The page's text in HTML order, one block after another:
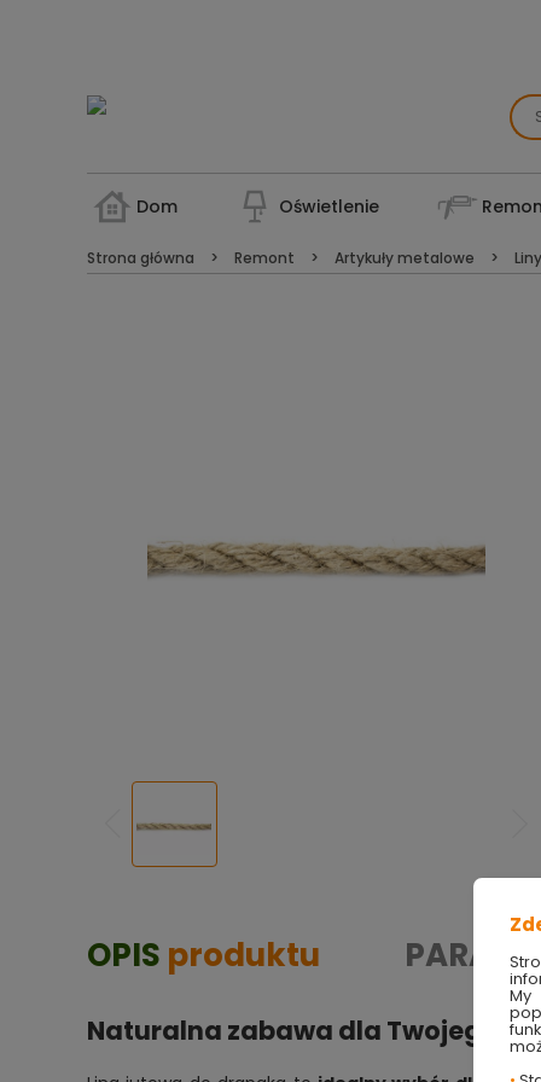
Dom Oświetlenie
Strona główna Remont Artykuły metalowe
OPIS produktu
Naturalna zabawa dla Twojego
My